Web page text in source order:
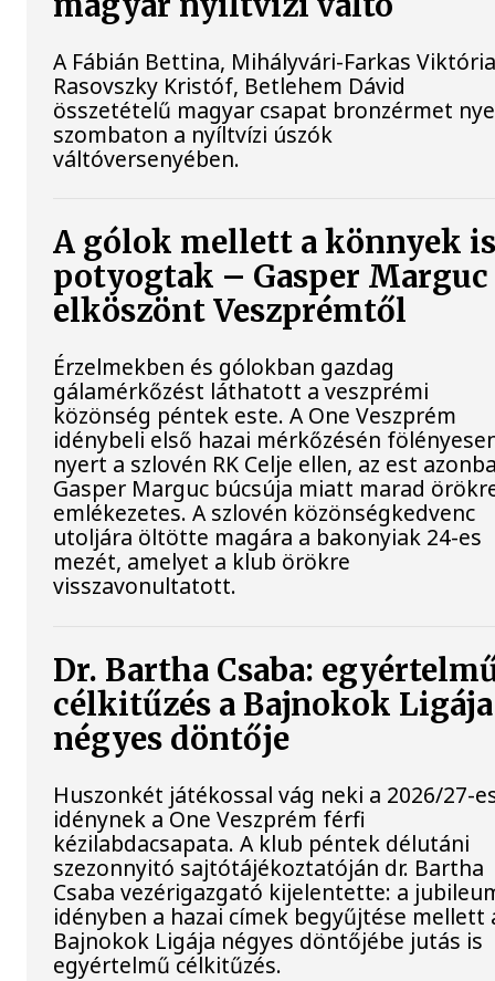
A Fábián Bettina, Mihályvári-Farkas
Rasovszky Kristóf, Betlehem Dávid
összetételű magyar csapat bronzérmet
szombaton a nyíltvízi úszók
váltóversenyében.
A gólok mellett a könnyek
potyogtak – Gasper Marguc
elköszönt Veszprémtől
Érzelmekben és gólokban gazdag
gálamérkőzést láthatott a veszprémi
közönség péntek este. A One Veszprém
idénybeli első hazai mérkőzésén
nyert a szlovén RK Celje ellen, az est
Gasper Marguc búcsúja miatt marad
emlékezetes. A szlovén közönségkedvenc
utoljára öltötte magára a bakonyiak 24-es
mezét, amelyet a klub örökre
visszavonultatott.
Dr. Bartha Csaba:
célkitűzés a Bajnokok Ligája
négyes döntője
Huszonkét játékossal vág neki a 2026/27-
idénynek a One Veszprém férfi
kézilabdacsapata. A klub péntek délutáni
szezonnyitó sajtótájékoztatóján dr. Bartha
Csaba vezérigazgató kijelentette: a
idényben a hazai címek begyűjtése mellett
Bajnokok Ligája négyes döntőjébe jutás is
egyértelmű célkitűzés.